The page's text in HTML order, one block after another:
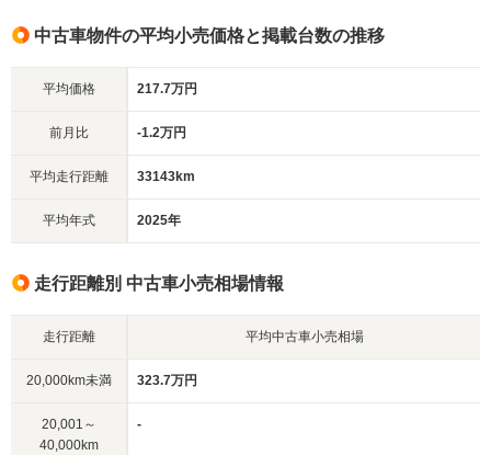
中古車物件の平均小売価格と掲載台数の推移
平均価格 217.7万円
前月比 -1.2万円
平均走行距離 33143km
平均年式 2025年
走行距離別 中古車小売相場情報
走行距離 平均中古車小売相場
20,000km未満 323.7万円
20,001～
40,000km
-